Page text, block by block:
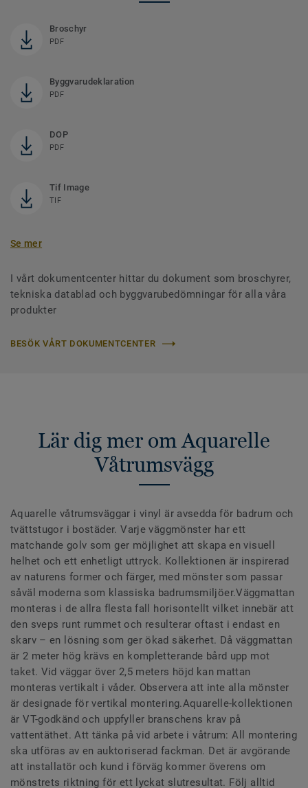
Broschyr
PDF
Byggvarudeklaration
PDF
DOP
PDF
Tif Image
TIF
Se mer
I vårt dokumentcenter hittar du dokument som broschyrer,
tekniska datablad och byggvarubedömningar för alla våra
produkter
BESÖK VÅRT DOKUMENTCENTER
Lär dig mer om Aquarelle
Våtrumsvägg
Aquarelle våtrumsväggar i vinyl är avsedda för badrum och
tvättstugor i bostäder. Varje väggmönster har ett
matchande golv som ger möjlighet att skapa en visuell
helhet och ett enhetligt uttryck. Kollektionen är inspirerad
av naturens former och färger, med mönster som passar
såväl moderna som klassiska badrumsmiljöer.Väggmattan
monteras i de allra flesta fall horisontellt vilket innebär att
den sveps runt rummet och resulterar oftast i endast en
skarv – en lösning som ger ökad säkerhet. Då väggmattan
är 2 meter hög krävs en kompletterande bård upp mot
taket. Vid väggar över 2,5 meters höjd kan mattan
monteras vertikalt i våder. Observera att inte alla mönster
är designade för vertikal montering.Aquarelle-kollektionen
är VT-godkänd och uppfyller branschens krav på
vattentäthet. Att tänka på vid arbete i våtrum: All montering
ska utföras av en auktoriserad fackman. Det är avgörande
att installatör och kund i förväg kommer överens om
mönstrets riktning för ett lyckat slutresultat. Följ alltid